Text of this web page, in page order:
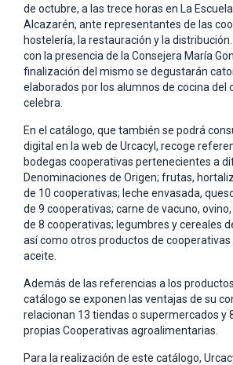
de octubre, a las trece horas en La
Alcazarén, ante representantes de las
hostelería, la restauración y la
con la presencia de la Consejera María
finalización del mismo se degustarán
elaborados por los alumnos de cocina del
celebra.
En el catálogo, que también se podrá
digital en la web de Urcacyl, recoge
bodegas cooperativas pertenecientes a
Denominaciones de Origen; frutas,
de 10 cooperativas; leche envasada,
de 9 cooperativas; carne de vacuno,
de 8 cooperativas; legumbres y cereales
así como otros productos de cooperativas
aceite.
Además de las referencias a los
catálogo se exponen las ventajas de su
relacionan 13 tiendas o supermercados y
propias Cooperativas agroalimentarias.
Para la realización de este catálogo,